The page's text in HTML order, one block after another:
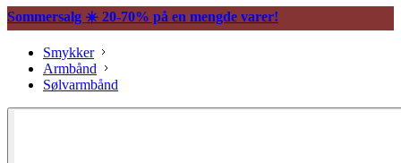
Sommersalg ☀️ 20-70% på en mengde varer!
Smykker
Armbånd
Sølvarmbånd